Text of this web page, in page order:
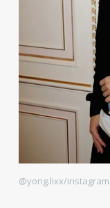
@yong.lixx/instagram